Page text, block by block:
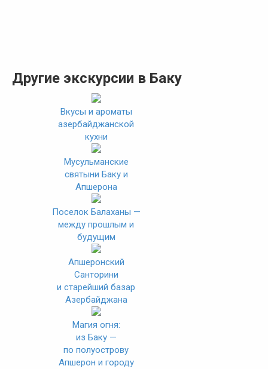
Другие экскурсии в Баку
Вкусы и ароматы
азербайджанской
кухни
Мусульманские
святыни Баку и
Апшерона
Поселок Балаханы —
между прошлым и
будущим
Апшеронский
Санторини
и старейший базар
Азербайджана
Магия огня:
из Баку —
по полуострову
Апшерон и городу